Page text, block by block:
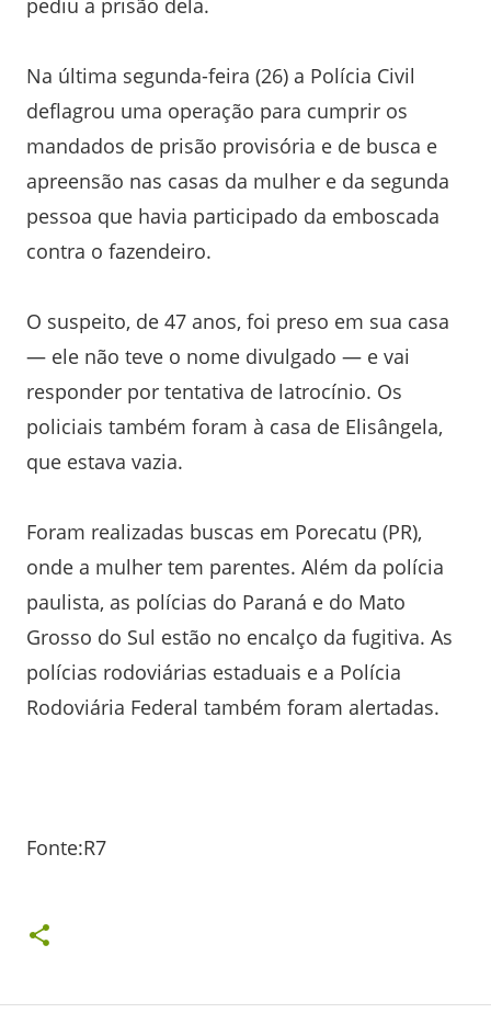
pediu a prisão dela.
Na última segunda-feira (26) a Polícia Civil
deflagrou uma operação para cumprir os
mandados de prisão provisória e de busca e
apreensão nas casas da mulher e da segunda
pessoa que havia participado da emboscada
contra o fazendeiro.
O suspeito, de 47 anos, foi preso em sua casa
— ele não teve o nome divulgado — e vai
responder por tentativa de latrocínio. Os
policiais também foram à casa de Elisângela,
que estava vazia.
Foram realizadas buscas em Porecatu (PR),
onde a mulher tem parentes. Além da polícia
paulista, as polícias do Paraná e do Mato
Grosso do Sul estão no encalço da fugitiva. As
polícias rodoviárias estaduais e a Polícia
Rodoviária Federal também foram alertadas.
Fonte:R7